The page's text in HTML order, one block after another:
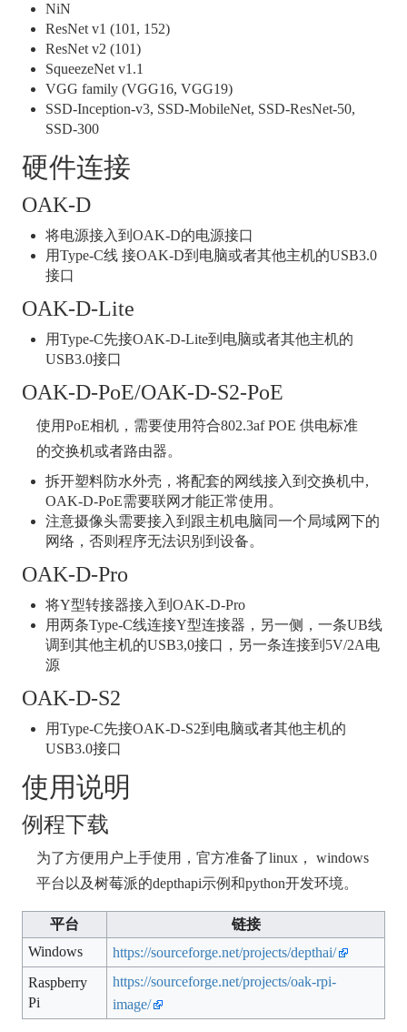
NiN
ResNet v1 (101, 152)
ResNet v2 (101)
SqueezeNet v1.1
VGG family (VGG16, VGG19)
SSD-Inception-v3, SSD-MobileNet, SSD-ResNet-50,
SSD-300
硬件连接
OAK-D
将电源接入到OAK-D的电源接口
用Type-C线 接OAK-D到电脑或者其他主机的USB3.0
接口
OAK-D-Lite
用Type-C先接OAK-D-Lite到电脑或者其他主机的
USB3.0接口
OAK-D-PoE/OAK-D-S2-PoE
使用PoE相机，需要使用符合802.3af POE 供电标准
的交换机或者路由器。
拆开塑料防水外壳，将配套的网线接入到交换机中,
OAK-D-PoE需要联网才能正常使用。
注意摄像头需要接入到跟主机电脑同一个局域网下的
网络，否则程序无法识别到设备。
OAK-D-Pro
将Y型转接器接入到OAK-D-Pro
用两条Type-C线连接Y型连接器，另一侧，一条UB线
调到其他主机的USB3,0接口，另一条连接到5V/2A电
源
OAK-D-S2
用Type-C先接OAK-D-S2到电脑或者其他主机的
USB3.0接口
使用说明
例程下载
为了方便用户上手使用，官方准备了linux， windows
平台以及树莓派的depthapi示例和python开发环境。
平台
链接
Windows
https://sourceforge.net/projects/depthai/
Raspberry
Pi
https://sourceforge.net/projects/oak-rpi-
image/